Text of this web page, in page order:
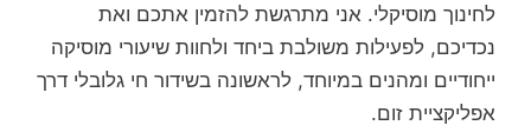
לחינוך מוסיקלי. אני מתרגשת להזמין אתכם ואת
נכדיכם, לפעילות משולבת ביחד ולחוות שיעורי מוסיקה
ייחודיים ומהנים במיוחד, לראשונה בשידור חי גלובלי דרך
אפליקציית זום.